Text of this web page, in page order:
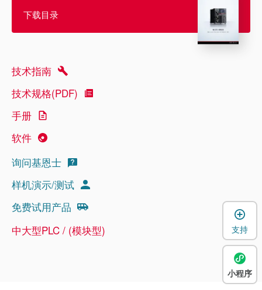
下载目录
技术指南
技术规格(PDF)
手册
软件
询问基恩士
样机演示/测试
免费试用产品
中大型PLC / (模块型)
支持
小程序